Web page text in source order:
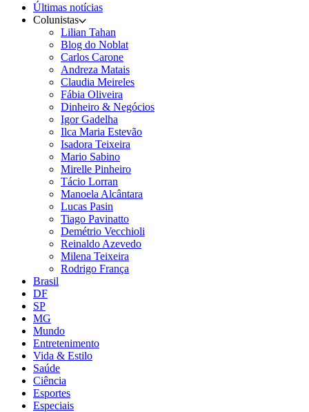
Últimas notícias
Colunistas
Lilian Tahan
Blog do Noblat
Carlos Carone
Andreza Matais
Claudia Meireles
Fábia Oliveira
Dinheiro & Negócios
Igor Gadelha
Ilca Maria Estevão
Isadora Teixeira
Mario Sabino
Mirelle Pinheiro
Tácio Lorran
Manoela Alcântara
Lucas Pasin
Tiago Pavinatto
Demétrio Vecchioli
Reinaldo Azevedo
Milena Teixeira
Rodrigo França
Brasil
DF
SP
MG
Mundo
Entretenimento
Vida & Estilo
Saúde
Ciência
Esportes
Especiais